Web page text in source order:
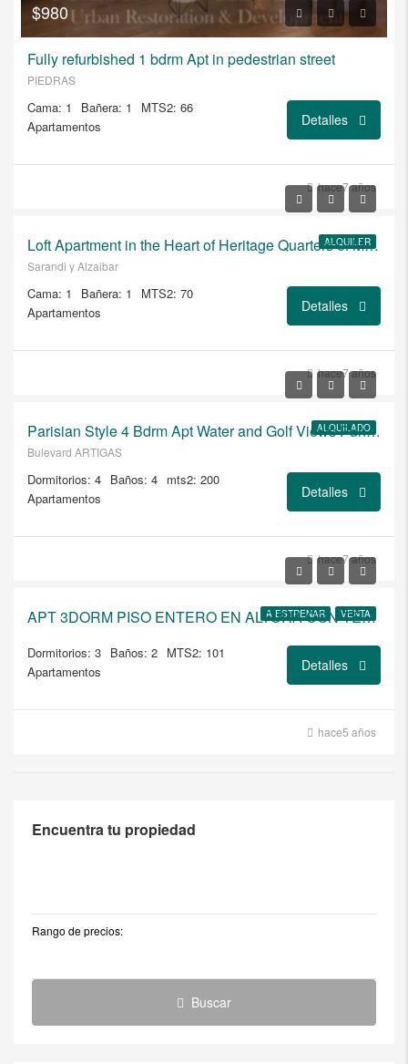
$980
Fully refurbished 1 bdrm Apt in pedestrian street
PIEDRAS
Cama: 1 Bañera: 1
MTS2: 66
Apartamentos
Detalles
hace7 años
ALQUILERLoft Apartment in the Heart of Heritage Quarters of Montevideo
Sarandi y Alzaibar
Cama: 1 Bañera: 1
MTS2: 70
Apartamentos
Detalles
hace7 años
ALQUILADOParisian Style 4 Bdrm Apt Water and Golf Views Punta Carretas
Bulevard ARTIGAS
Dormitorios: 4 Baños: 4 mts2: 200
Apartamentos
Detalles
hace7 años
A ESTRENAR VENTAAPT 3DORM PISO ENTERO EN ALTURA CON TERRAZA EXCLUSIVA
Dormitorios: 3 Baños: 2 MTS2: 101
Apartamentos
Detalles
hace5 años
Encuentra tu propiedad
Rango de precios:
Buscar